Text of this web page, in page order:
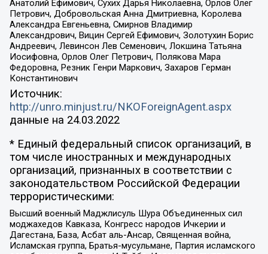
Анатолий Ефимович, Сухих Дарья Николаевна, Орлов Олег
Петрович, Добровольская Анна Дмитриевна, Королева
Александра Евгеньевна, Смирнов Владимир
Александрович, Вицин Сергей Ефимович, Золотухин Борис
Андреевич, Левинсон Лев Семенович, Локшина Татьяна
Иосифовна, Орлов Олег Петрович, Полякова Мара
Федоровна, Резник Генри Маркович, Захаров Герман
Константинович
Источник:
http://unro.minjust.ru/NKOForeignAgent.aspx
данные на 24.03.2022
* Единый федеральный список организаций, в
том числе иностранных и международных
организаций, признанных в соответствии с
законодательством Российской Федерации
террористическими:
Высший военный Маджлисуль Шура Объединенных сил
моджахедов Кавказа, Конгресс народов Ичкерии и
Дагестана, База, Асбат аль-Ансар, Священная война,
Исламская группа, Братья-мусульмане, Партия исламского